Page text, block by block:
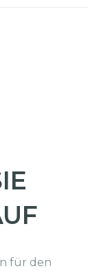
für den